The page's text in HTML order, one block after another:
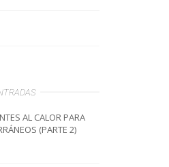
AL CALOR PARA
(PARTE 2)